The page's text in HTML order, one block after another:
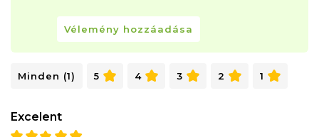
Vélemény hozzáadása
Minden (1) 5 4 3 2 1
Excelent